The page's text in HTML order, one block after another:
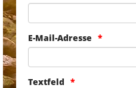
E-Mail-Adresse
Textfeld